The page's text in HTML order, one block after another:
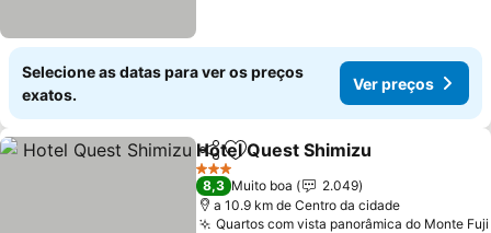
Selecione as datas para ver os preços
exatos.
Ver preços
PartilharAdicionar aos favoritos
Hotel Quest Shimizu
3 Estrelas
8,3 Muito boa
2.049
a 10.9 km de Centro da cidade
Quartos com vista panorâmica do Monte Fuji